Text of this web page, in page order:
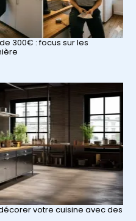
300€ : focus sur les
votre cuisine avec des